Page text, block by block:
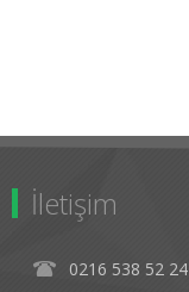
İletişim
0216 538 52 24